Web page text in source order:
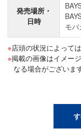
発売場所・
日時
モ
店頭の状況によって
掲載の画像はイメー
なる場合がございま